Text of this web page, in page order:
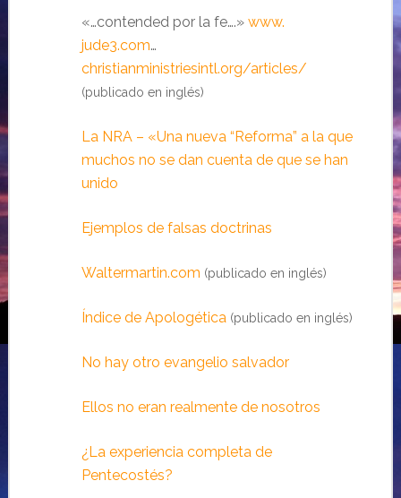
«…contended por la fe….» www.
jude3.com…
christianministriesintl.org/articles/
(publicado en inglés)
La NRA – «Una nueva “Reforma” a la que
muchos no se dan cuenta de que se han
unido
Ejemplos de falsas doctrinas
Waltermartin.com (publicado en inglés)
Índice de Apologética (publicado en inglés)
No hay otro evangelio salvador
Ellos no eran realmente de nosotros
¿La experiencia completa de
Pentecostés?